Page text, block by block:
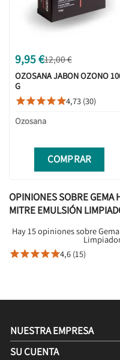
9,95 €12,00 €
OZOSANA JABON OZONO
G
4,73 (30)
Ozosana
COMPRAR
OPINIONES SOBRE GEMA
MITRE EMULSIÓN
Hay 15 opiniones sobre
4,6 (15)
NUESTRA EMPRESA
SU CUENTA